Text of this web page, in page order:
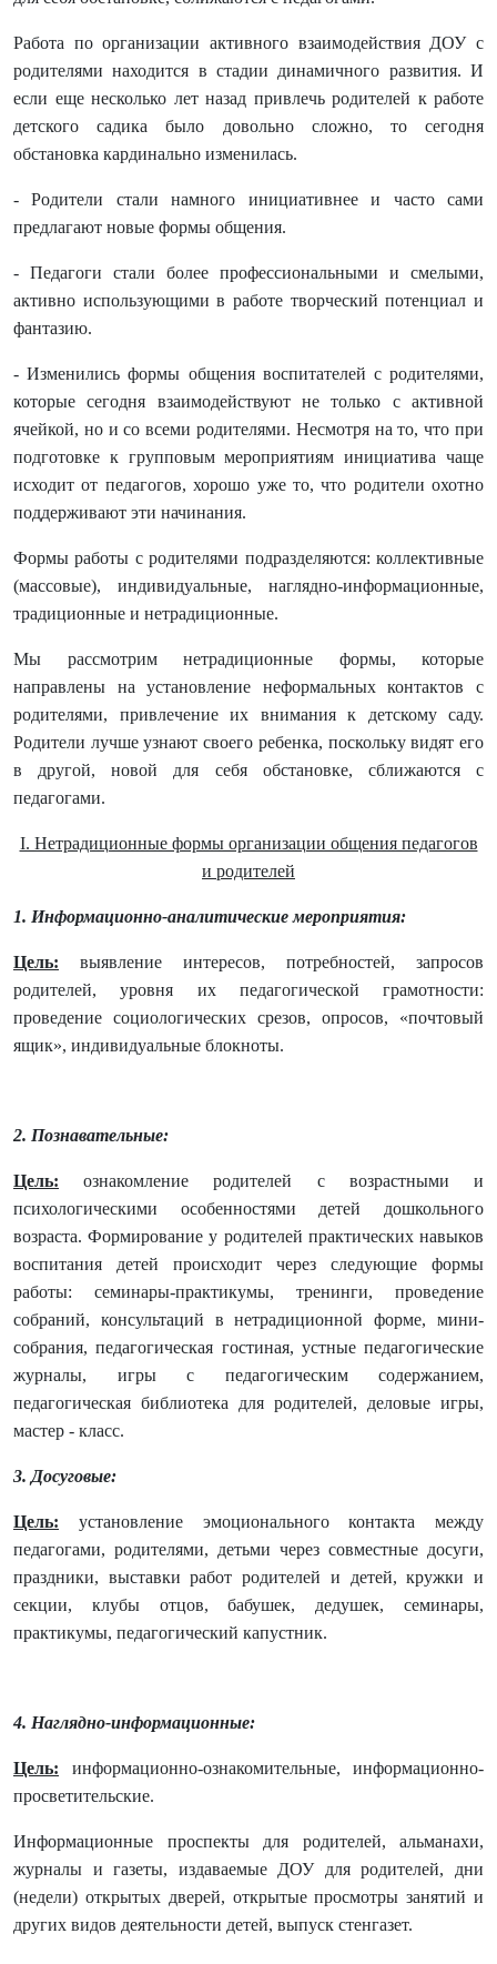
Работа по организации активного взаимодействия ДОУ с
родителями находится в стадии динамичного развития. И
если еще несколько лет назад привлечь родителей к работе
детского садика было довольно сложно, то сегодня
обстановка кардинально изменилась.
- Родители стали намного инициативнее и часто сами
предлагают новые формы общения.
- Педагоги стали более профессиональными и смелыми,
активно использующими в работе творческий потенциал и
фантазию.
- Изменились формы общения воспитателей с родителями,
которые сегодня взаимодействуют не только с активной
ячейкой, но и со всеми родителями. Несмотря на то, что при
подготовке к групповым мероприятиям инициатива чаще
исходит от педагогов, хорошо уже то, что родители охотно
поддерживают эти начинания.
Формы работы с родителями подразделяются: коллективные
(массовые), индивидуальные, наглядно-информационные,
традиционные и нетрадиционные.
Мы рассмотрим нетрадиционные формы, которые
направлены на установление неформальных контактов с
родителями, привлечение их внимания к детскому саду.
Родители лучше узнают своего ребенка, поскольку видят его
в другой, новой для себя обстановке, сближаются с
педагогами.
I. Нетрадиционные формы организации общения педагогов
и родителей
1. Информационно-аналитические мероприятия:
Цель: выявление интересов, потребностей, запросов
родителей, уровня их педагогической грамотности:
проведение социологических срезов, опросов, «почтовый
ящик», индивидуальные блокноты.
2. Познавательные:
Цель: ознакомление родителей с возрастными и
психологическими особенностями детей дошкольного
возраста. Формирование у родителей практических навыков
воспитания детей происходит через следующие формы
работы: семинары-практикумы, тренинги, проведение
собраний, консультаций в нетрадиционной форме, мини-
собрания, педагогическая гостиная, устные педагогические
журналы, игры с педагогическим содержанием,
педагогическая библиотека для родителей, деловые игры,
мастер - класс.
3. Досуговые:
Цель: установление эмоционального контакта между
педагогами, родителями, детьми через совместные досуги,
праздники, выставки работ родителей и детей, кружки и
секции, клубы отцов, бабушек, дедушек, семинары,
практикумы, педагогический капустник.
4. Наглядно-информационные:
Цель: информационно-ознакомительные, информационно-
просветительские.
Информационные проспекты для родителей, альманахи,
журналы и газеты, издаваемые ДОУ для родителей, дни
(недели) открытых дверей, открытые просмотры занятий и
других видов деятельности детей, выпуск стенгазет.